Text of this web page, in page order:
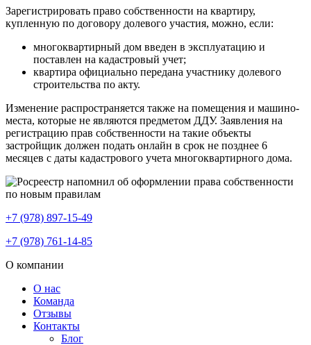
Зарегистрировать право собственности на квартиру,
купленную по договору долевого участия, можно, если:
многоквартирный дом введен в эксплуатацию и
поставлен на кадастровый учет;
квартира официально передана участнику долевого
строительства по акту.
Изменение распространяется также на помещения и машино-
места, которые не являются предметом ДДУ. Заявления на
регистрацию прав собственности на такие объекты
застройщик должен подать онлайн в срок не позднее 6
месяцев с даты кадастрового учета многоквартирного дома.
+7 (978) 897-15-49
+7 (978) 761-14-85
О компании
О нас
Команда
Отзывы
Контакты
Блог